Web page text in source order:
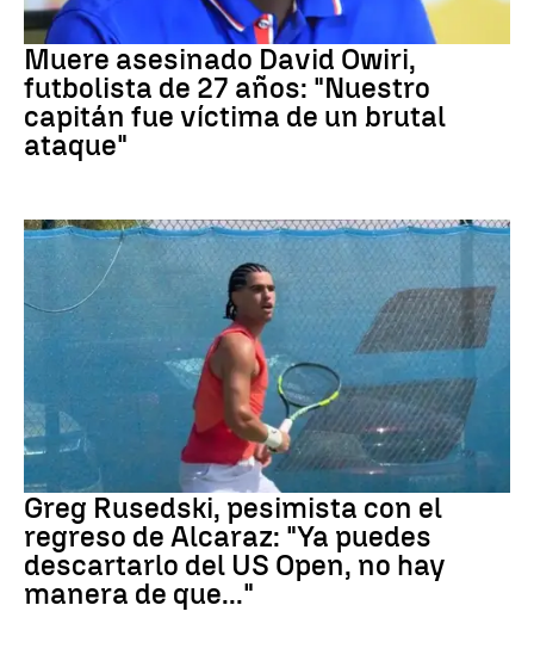
Fútbol
Muere asesinado David Owiri,
futbolista de 27 años: "Nuestro
capitán fue víctima de un brutal
ataque"
Greg Rusedski, pesimista con el
regreso de Alcaraz: "Ya puedes
descartarlo del US Open, no hay
manera de que..."